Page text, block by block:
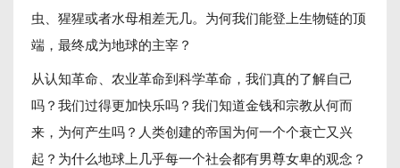
虫、猩猩或者水母相差无几。为何我们能登上生物链的顶
端，最终成为地球的主宰？
从认知革命、农业革命到科学革命，我们真的了解自己
吗？我们过得更加快乐吗？我们知道金钱和宗教从何而
来，为何产生吗？人类创建的帝国为何一个个衰亡又兴
起？为什么地球上几乎每一个社会都有男尊女卑的观念？